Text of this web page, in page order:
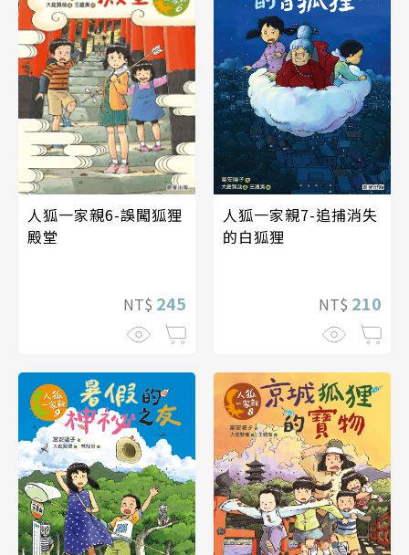
人狐一家親6-誤闖狐狸
殿堂
NT$ 245
人狐一家親7-追捕消失
的白狐狸
NT$ 210